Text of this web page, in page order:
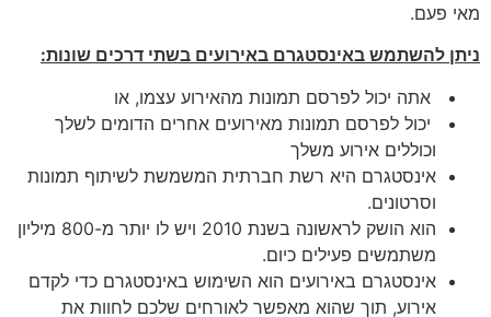
מאי פעם.
ניתן להשתמש באינסטגרם באירועים בשתי דרכים שונות:
אתה יכול לפרסם תמונות מהאירוע עצמו, או
יכול לפרסם תמונות מאירועים אחרים הדומים לשלך
וכוללים אירוע משלך
אינסטגרם היא רשת חברתית המשמשת לשיתוף תמונות
וסרטונים.
הוא הושק לראשונה בשנת 2010 ויש לו יותר מ-800 מיליון
משתמשים פעילים כיום.
אינסטגרם באירועים הוא השימוש באינסטגרם כדי לקדם
אירוע, תוך שהוא מאפשר לאורחים שלכם לחוות את